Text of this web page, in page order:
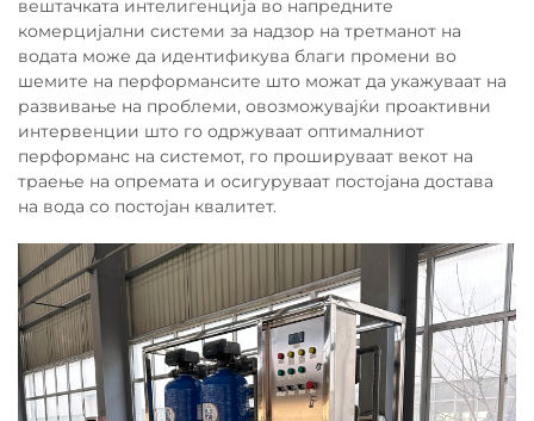
вештачката интелигенција во напредните
комерцијални системи за надзор на третманот на
водата може да идентификува благи промени во
шемите на перформансите што можат да укажуваат на
развивање на проблеми, овозможувајќи проактивни
интервенции што го одржуваат оптималниот
перформанс на системот, го прошируваат векот на
траење на опремата и осигуруваат постојана достава
на вода со постојан квалитет.